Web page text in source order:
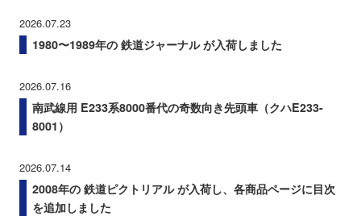
2026.07.23
1980〜1989年の 鉄道ジャーナル が入荷しました
2026.07.16
南武線用 E233系8000番代の奇数向き先頭車（クハE233-
8001）
2026.07.14
2008年の 鉄道ピクトリアル が入荷し、各商品ページに目次
を追加しました